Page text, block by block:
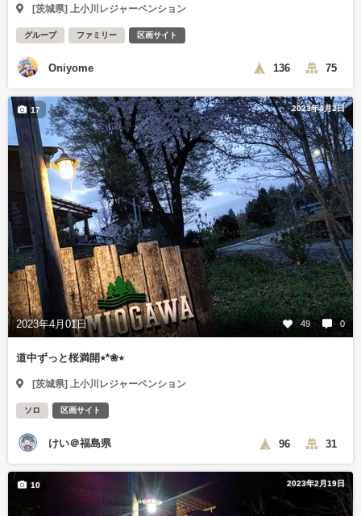
[茨城県] 上小川レジャーペンション
グループ ファミリー 区画サイト
Oniyome 136 75
2023年4月2日
2023年4月01日 49 0
17
道中ずっと桜満開٭❀*٭
[茨城県] 上小川レジャーペンション
ソロ 区画サイト
けい＠福島県 96 31
2023年2月19日
10